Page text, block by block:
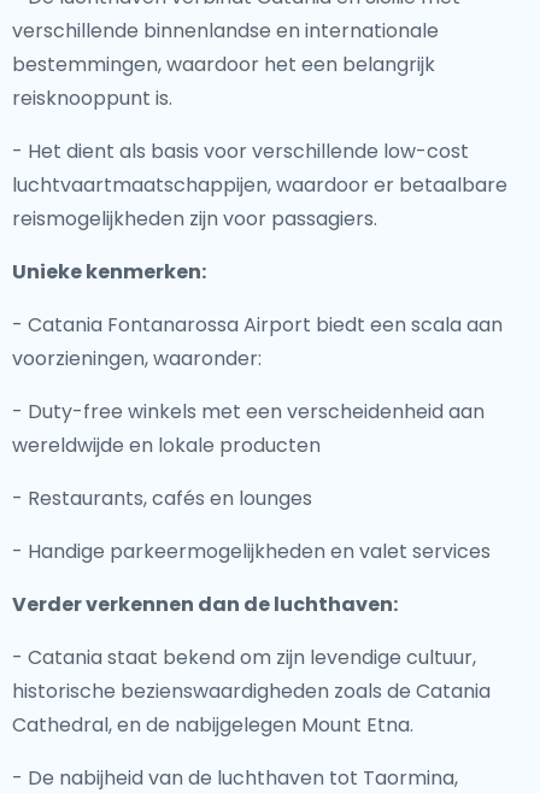
verschillende binnenlandse en internationale
bestemmingen, waardoor het een belangrijk
reisknooppunt is.
- Het dient als basis voor verschillende low-cost
luchtvaartmaatschappijen, waardoor er betaalbare
reismogelijkheden zijn voor passagiers.
Unieke kenmerken:
- Catania Fontanarossa Airport biedt een scala aan
voorzieningen, waaronder:
- Duty-free winkels met een verscheidenheid aan
wereldwijde en lokale producten
- Restaurants, cafés en lounges
- Handige parkeermogelijkheden en valet services
Verder verkennen dan de luchthaven:
- Catania staat bekend om zijn levendige cultuur,
historische bezienswaardigheden zoals de Catania
Cathedral, en de nabijgelegen Mount Etna.
- De nabijheid van de luchthaven tot Taormina,